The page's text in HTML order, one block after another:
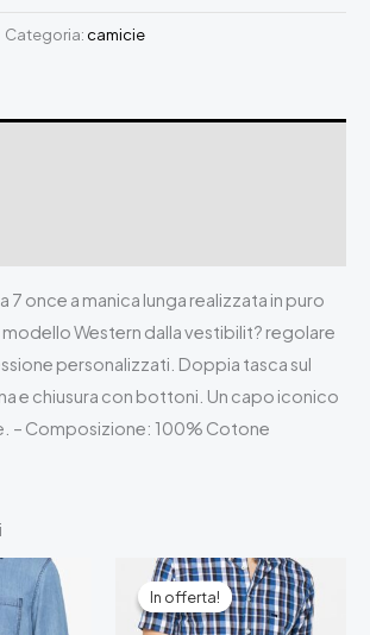
Categoria: camicie
7 once a manica lunga realizzata in puro
Western dalla vestibilit? regolare
personalizzati. Doppia tasca sul
e chiusura con bottoni. Un capo iconico
– Composizione: 100% Cotone
In offerta!
In offerta!